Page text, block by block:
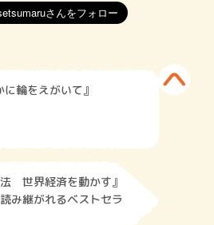
輪をえがいて』
世界経済を動かす』
み継がれるベストセラ